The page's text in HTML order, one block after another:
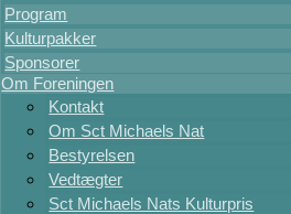
Program
Kulturpakker
Sponsorer
Om Foreningen
Kontakt
Om Sct Michaels Nat
Bestyrelsen
Vedtægter
Sct Michaels Nats Kulturpris